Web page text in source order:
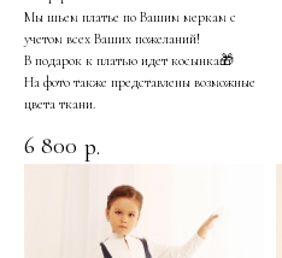
Мы шьем платье по Вашим меркам с
учетом всех Ваших пожеланий!
В подарок к платью идет косынка🎁
На фото также представлены возможные
цвета ткани.
6 800 р.